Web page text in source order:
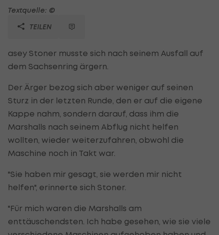
Textquelle: ©
TEILEN
asey Stoner musste sich nach seinem Ausfall auf
dem Sachsenring ärgern.
Der Ärger bezog sich aber weniger auf seinen
Sturz in der letzten Runde, den er auf die eigene
Kappe nahm, sondern darauf, dass ihm die
Marshalls nach seinem Abflug nicht helfen
wollten, wieder weiterzufahren, obwohl die
Maschine noch in Takt war.
"Sie haben mir gesagt, sie werden mir nicht
helfen", erinnerte sich Stoner.
"Für mich waren die Marshalls am
enttäuschendsten. Ich habe gesehen, wie sie viele